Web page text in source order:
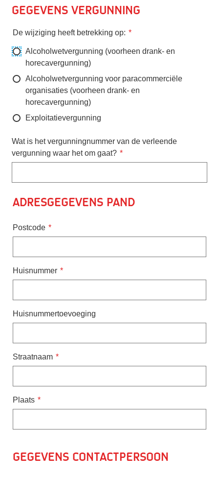
Gegevens vergunning
De wijziging heeft betrekking op:
Alcoholwetvergunning (voorheen drank- en
horecavergunning)
Alcoholwetvergunning voor paracommerciële
organisaties (voorheen drank- en
horecavergunning)
Exploitatievergunning
Wat is het vergunningnummer van de verleende
vergunning waar het om gaat?
Adresgegevens pand
Postcode
Huisnummer
Huisnummertoevoeging
Straatnaam
Plaats
Gegevens contactpersoon